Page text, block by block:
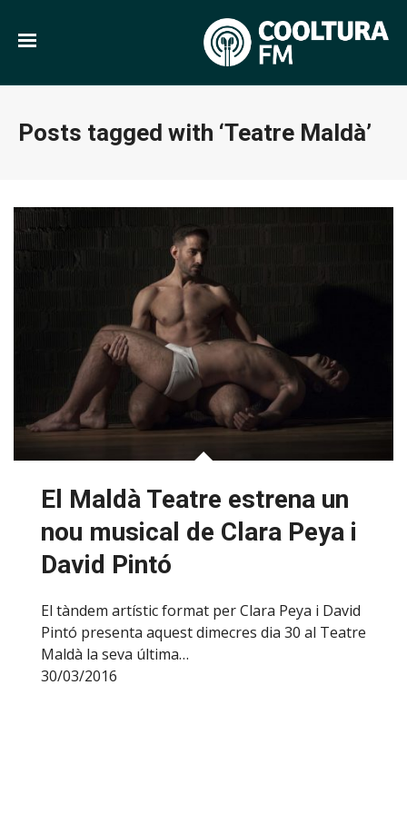
Posts tagged with ‘Teatre Maldà’
El Maldà Teatre estrena un
nou musical de Clara Peya i
David Pintó
El tàndem artístic format per Clara Peya i David
Pintó presenta aquest dimecres dia 30 al Teatre
Maldà la seva última…
30/03/2016